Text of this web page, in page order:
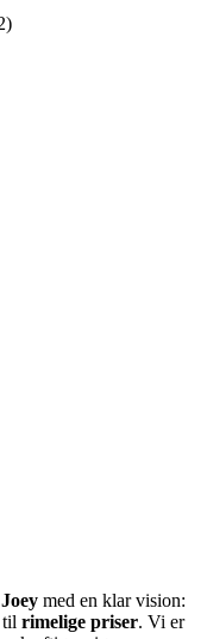
Joey med en klar vision:
til rimelige priser. Vi er